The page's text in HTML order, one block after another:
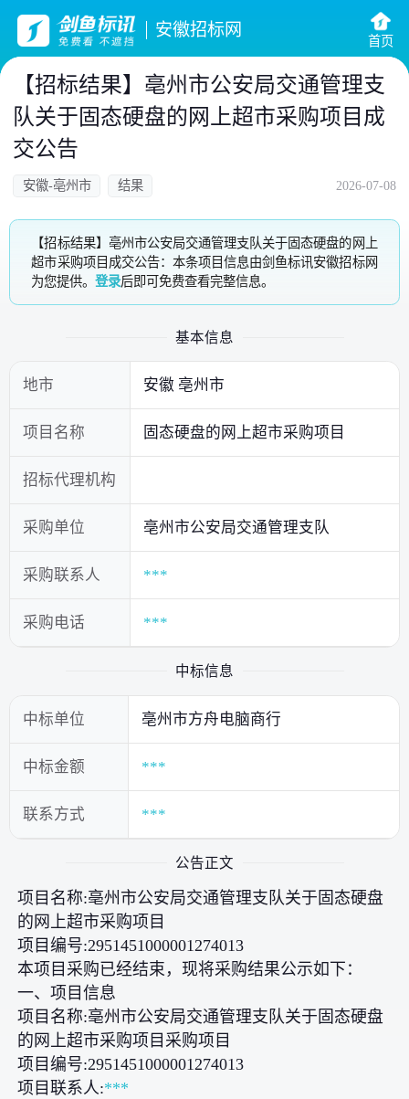
安徽招标网
首页
【招标结果】亳州市公安局交通管理支
队关于固态硬盘的网上超市采购项目成
交公告
安徽-亳州市 结果 2026-07-08
【招标结果】亳州市公安局交通管理支队关于固态硬盘的网上
超市采购项目成交公告：本条项目信息由剑鱼标讯安徽招标网
为您提供。登录后即可免费查看完整信息。
基本信息
地市 安徽 亳州市
项目名称 固态硬盘的网上超市采购项目
招标代理机构
采购单位 亳州市公安局交通管理支队
采购联系人 ***
采购电话 ***
中标信息
中标单位 亳州市方舟电脑商行
中标金额 ***
联系方式 ***
公告正文
项目名称:亳州市公安局交通管理支队关于固态硬盘
的网上超市采购项目
项目编号:2951451000001274013
本项目采购已经结束，现将采购结果公示如下：
一、项目信息
项目名称:亳州市公安局交通管理支队关于固态硬盘
的网上超市采购项目采购项目
项目编号:2951451000001274013
项目联系人:***